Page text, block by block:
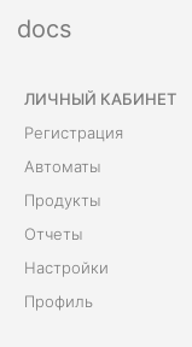
docs
ЛИЧНЫЙ КАБИНЕТ
Регистрация
Автоматы
Продукты
Отчеты
Настройки
Профиль